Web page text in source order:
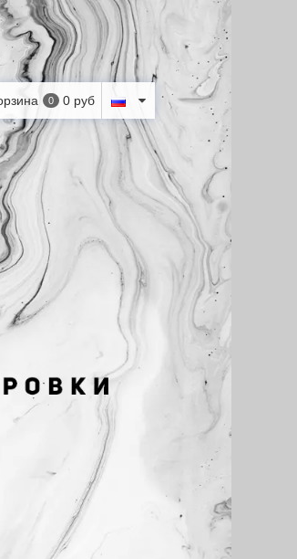
0 0 руб